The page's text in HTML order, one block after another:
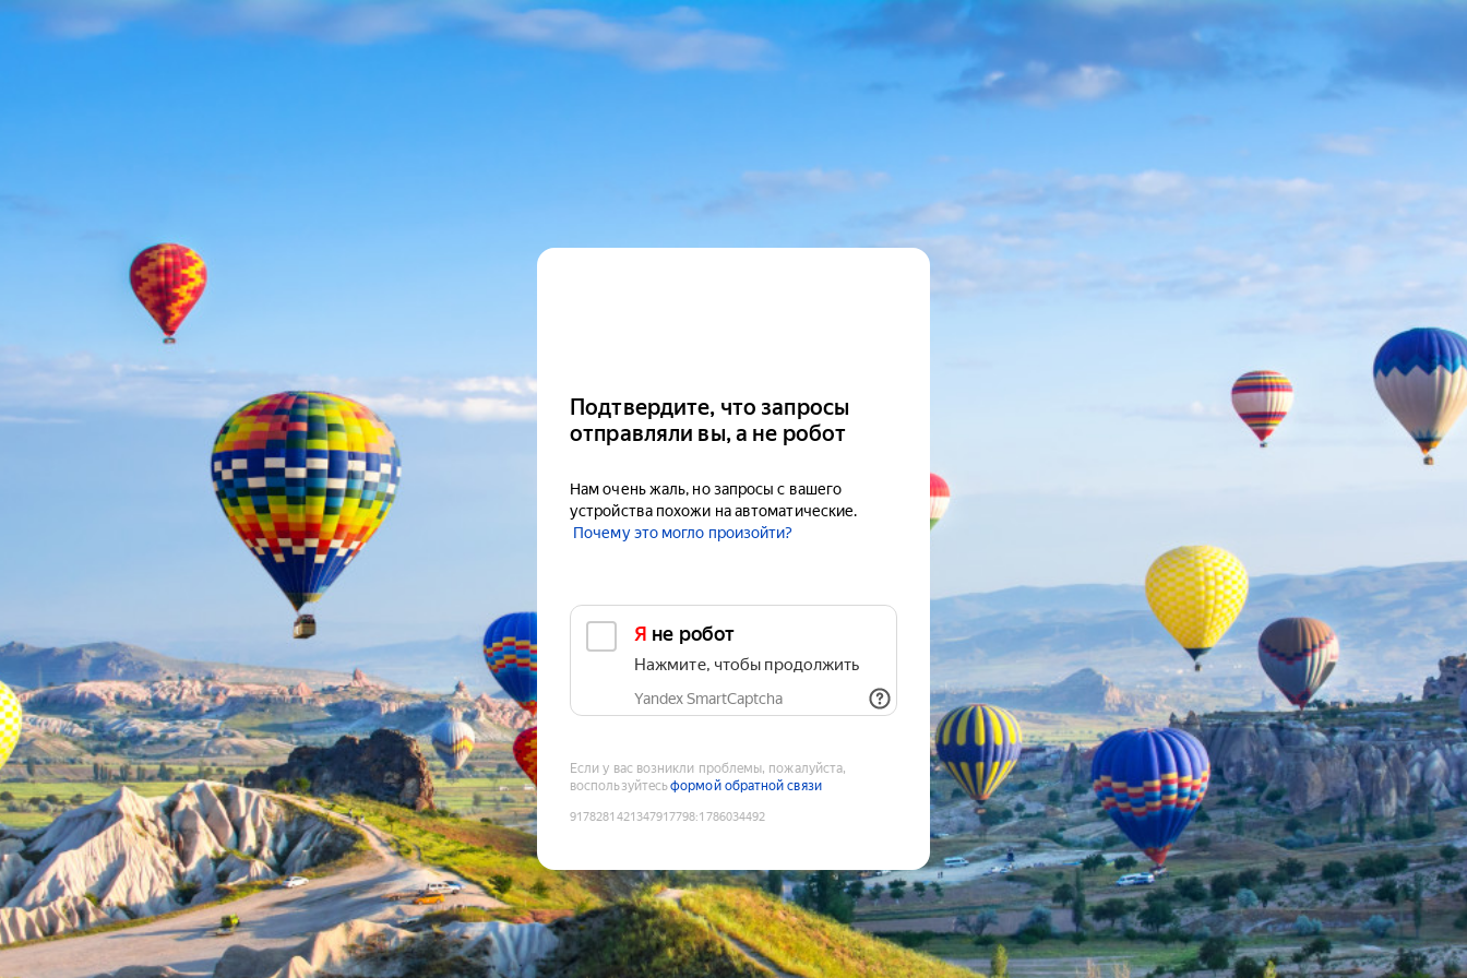
Подтвердите, что запросы
отправляли вы, а не робот
Нам очень жаль, но запросы с вашего
устройства похожи на автоматические.
Почему это могло произойти?
Я не робот
Нажмите, чтобы продолжить
Yandex SmartCaptcha
Если у вас возникли проблемы, пожалуйста,
воспользуйтесьформой обратной связи
9178281421347917798:1786034492